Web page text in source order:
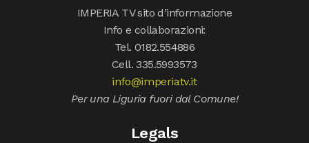
IMPERIA TV sito d’informazione
Info e collaborazioni:
Tel. 0182.554886
Cell. 335.5993573
info@imperiatv.it
Per una Liguria fuori dal Comune!
Legals